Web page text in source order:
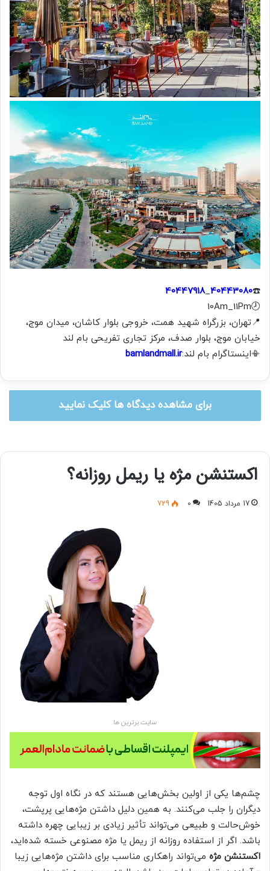
☎️
40443080
_
40447918
🕗10Am_11Pm
📍ﺗﻬﺮان، ﺑﺰرﮔﺮاه ﺷﻬﯿﺪ ﻫﻤﺖ، ﺧﺮوﺟﯽ ﺑﻠﻮار ﮐﺎﺷﺎن، میدان موج،
خیابان موج، بلوار صدف، مرکز تجاری تفریحی بام لند
📳اینستاگرام بام لند:bamlandmall.ir
برای مشاهده دیدگاه ها کلیک نمایید